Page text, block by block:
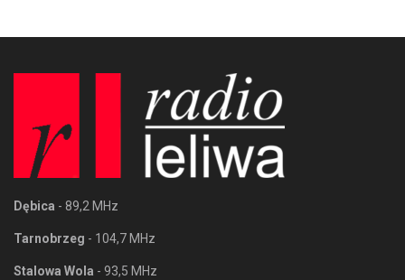
Dębica - 89,2 MHz
Tarnobrzeg - 104,7 MHz
Stalowa Wola - 93,5 MHz